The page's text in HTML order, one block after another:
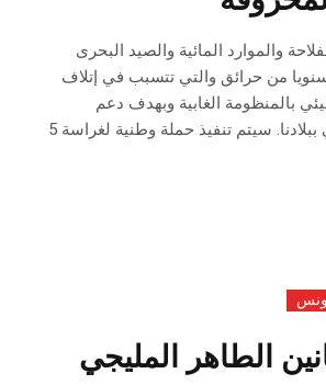
والموارد المائية والصيد البحرى
من حرائق والتي تتسبب في إتلاف
بالمنظومة الغابية وبهدف دعم
المجهود الوطني في التشجير وتنمية الغطاء الغابي ببلادنا. سيتم تنفيذ حملة وطنية لغراسة 5
الطاهر المليجي